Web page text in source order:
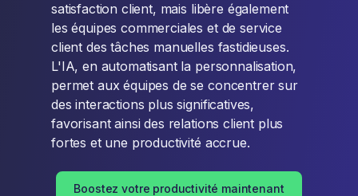
satisfaction client, mais libère également
les équipes commerciales et de service
client des tâches manuelles fastidieuses.
L'IA, en automatisant la personnalisation,
permet aux équipes de se concentrer sur
des interactions plus significatives,
favorisant ainsi des relations client plus
fortes et une productivité accrue.
Boostez votre productivité maintenant